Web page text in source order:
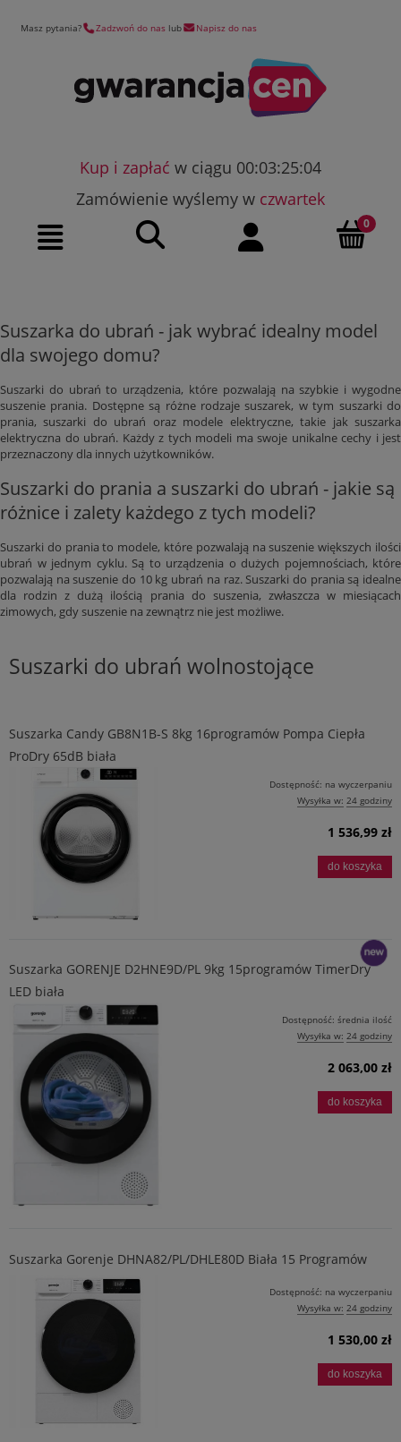
Masz pytania? Zadzwoń do nas lub Napisz do nas
Kup i zapłać w ciągu 00:03:25:04
Zamówienie wyślemy w czwartek
Suszarka do ubrań - jak wybrać idealny model
dla swojego domu?
Suszarki do ubrań to urządzenia, które pozwalają na szybkie i wygodne
suszenie prania. Dostępne są różne rodzaje suszarek, w tym suszarki do
prania, suszarki do ubrań oraz modele elektryczne, takie jak suszarka
elektryczna do ubrań. Każdy z tych modeli ma swoje unikalne cechy i jest
przeznaczony dla innych użytkowników.
Suszarki do prania a suszarki do ubrań - jakie są
różnice i zalety każdego z tych modeli?
Suszarki do prania to modele, które pozwalają na suszenie większych ilości
ubrań w jednym cyklu. Są to urządzenia o dużych pojemnościach, które
pozwalają na suszenie do 10 kg ubrań na raz. Suszarki do prania są idealne
dla rodzin z dużą ilością prania do suszenia, zwłaszcza w miesiącach
zimowych, gdy suszenie na zewnątrz nie jest możliwe.
Suszarki do ubrań wolnostojące
Suszarka Candy GB8N1B-S 8kg 16programów Pompa Ciepła
ProDry 65dB biała
Dostępność: na wyczerpaniu
Wysyłka w: 24 godziny
1 536,99 zł
do koszyka
Suszarka GORENJE D2HNE9D/PL 9kg 15programów TimerDry
LED biała
Dostępność: średnia ilość
Wysyłka w: 24 godziny
2 063,00 zł
do koszyka
Suszarka Gorenje DHNA82/PL/DHLE80D Biała 15 Programów
Dostępność: na wyczerpaniu
Wysyłka w: 24 godziny
1 530,00 zł
do koszyka